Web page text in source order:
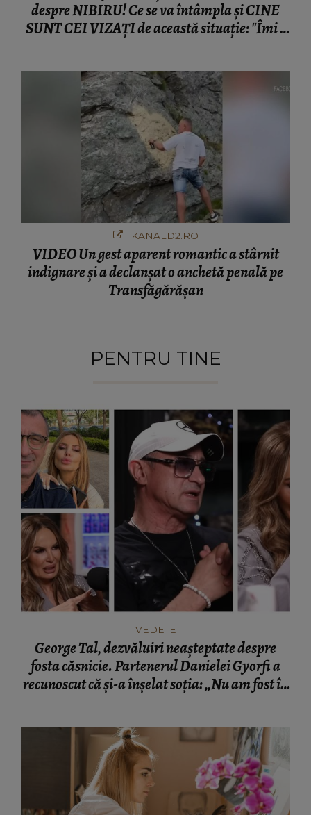
despre NIBIRU! Ce se va întâmpla și CINE
SUNT CEI VIZAȚI de această situație: "Îmi e
KANALD2.RO
VIDEO Un gest aparent romantic a stârnit
indignare și a declanșat o anchetă penală pe
Transfăgărășan
PENTRU TINE
VEDETE
George Tal, dezvăluiri neașteptate despre
fosta căsnicie. Partenerul Danielei Gyorfi a
recunoscut că și-a înșelat soția: „Nu am fost în